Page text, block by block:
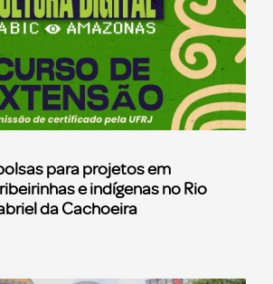
para projetos em
e indígenas no Rio
da Cachoeira